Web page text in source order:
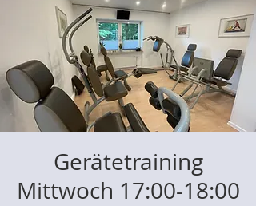
Gerätetraining
Mittwoch 17:00-18:00